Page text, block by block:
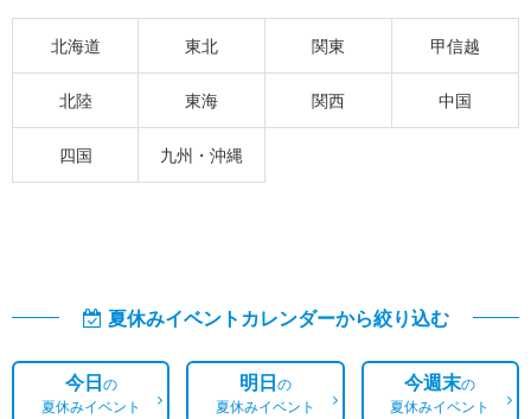
北海道 東北 関東 甲信越
北陸 東海 関西 中国
四国 九州・沖縄
夏休みイベントカレンダーから絞り込む
今日の
夏休みイベント
明日の
夏休みイベント
今週末の
夏休みイベント